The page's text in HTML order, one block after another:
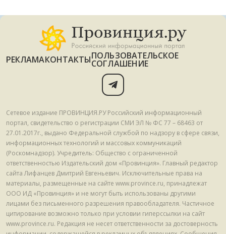
РЕКЛАМАКОНТАКТЫПОЛЬЗОВАТЕЛЬСКОЕ
СОГЛАШЕНИЕ
Сетевое издание ПРОВИНЦИЯ.РУ Российский информационный
портал, свидетельство о регистрации СМИ ЭЛ № ФС 77 – 68463 от
27.01.2017г., выдано Федеральной службой по надзору в сфере связи,
информационных технологий и массовых коммуникаций
(Роскомнадзор). Учредитель: Общество с ограниченной
ответственностью Издательский дом «Провинция». Главный редактор
сайта Лифанцев Дмитрий Евгеньевич. Исключительные права на
материалы, размещенные на сайте www.province.ru, принадлежат
ООО ИД «Провинция» и не могут быть использованы другими
лицами без письменного разрешения правообладателя. Частичное
цитирование возможно только при условии гиперссылки на сайт
www.province.ru. Редакция не несет ответственности за достоверность